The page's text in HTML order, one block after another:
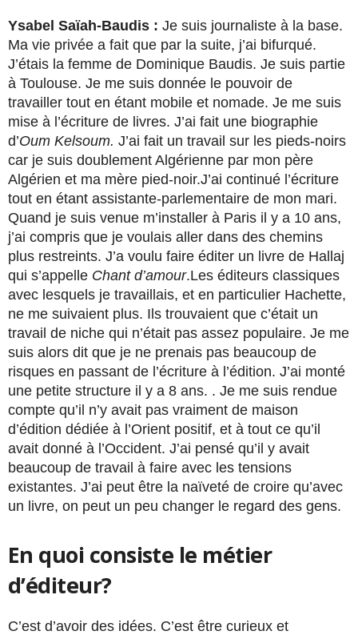
Ysabel Saïah-Baudis : Je suis journaliste à la base.
Ma vie privée a fait que par la suite, j’ai bifurqué.
J’étais la femme de Dominique Baudis. Je suis partie
à Toulouse. Je me suis donnée le pouvoir de
travailler tout en étant mobile et nomade. Je me suis
mise à l’écriture de livres. J’ai fait une biographie
d’Oum Kelsoum. J’ai fait un travail sur les pieds-noirs
car je suis doublement Algérienne par mon père
Algérien et ma mère pied-noir.J’ai continué l’écriture
tout en étant assistante-parlementaire de mon mari.
Quand je suis venue m’installer à Paris il y a 10 ans,
j’ai compris que je voulais aller dans des chemins
plus restreints. J’a voulu faire éditer un livre de Hallaj
qui s’appelle Chant d’amour.Les éditeurs classiques
avec lesquels je travaillais, et en particulier Hachette,
ne me suivaient plus. Ils trouvaient que c’était un
travail de niche qui n’était pas assez populaire. Je me
suis alors dit que je ne prenais pas beaucoup de
risques en passant de l’écriture à l’édition. J’ai monté
une petite structure il y a 8 ans. . Je me suis rendue
compte qu’il n’y avait pas vraiment de maison
d’édition dédiée à l’Orient positif, et à tout ce qu’il
avait donné à l’Occident. J’ai pensé qu’il y avait
beaucoup de travail à faire avec les tensions
existantes. J’ai peut être la naïveté de croire qu’avec
un livre, on peut un peu changer le regard des gens.
En quoi consiste le métier
d’éditeur?
C’est d’avoir des idées. C’est être curieux et